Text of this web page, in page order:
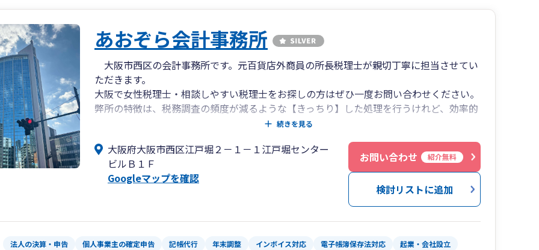
あおぞら会計事務所
大阪市西区の会計事務所です。元百貨店外商員の所長税理士が親切丁寧に担当させてい
ただきます。
大阪で女性税理士・相談しやすい税理士をお探しの方はぜひ一度お問い合わせください。
弊所の特徴は、税務調査の頻度が減るような【きっちり】した処理を行うけれど、効率的
な業務フローにより顧問料を抑えているところです。
いる方】に最適な事務所です。
【調査対策の指導】
■2023年10月より開始したインボイス制度、2024年1月より完全義務化された電子帳
簿保存法について、不安を抱えている方は多いと思います。弊所は記帳指導と併せつつこ
れらの指導も行っております。
■省いてはいけない項目があります、それを随時指導していきます。
続きを見る
大阪府大阪市西区江戸堀２－１－１江戸堀センター
ビルＢ１Ｆ
Googleマップを確認
お問い合わせ 紹介無料
検討リストに追加
法人の決算・申告 個人事業主の確定申告 記帳代行 年末調整 インボイス対応 電子帳簿保存法対応
起業・会社設立